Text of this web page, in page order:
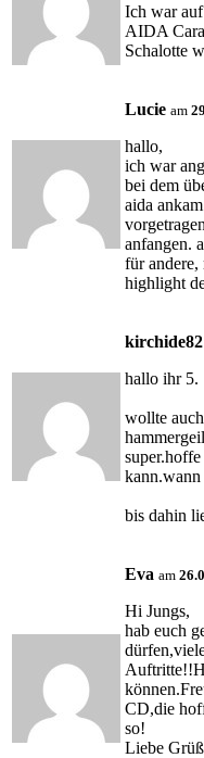
Ich war
AIDA
Schalotte
Lucie am
hallo,
ich war
bei dem
aida
anfangen.
für andere,
highlight
kirchide82
hallo ihr 5.
wollte
kann.wann
bis dahin
Eva am
Hi Jungs,
hab euch
CD,die
so!
Liebe